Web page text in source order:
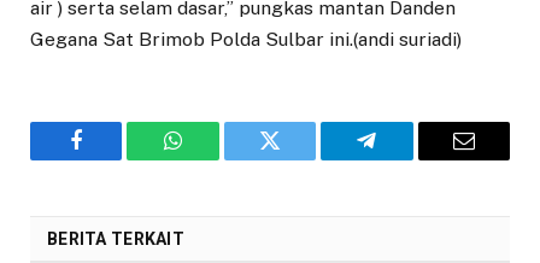
air ) serta selam dasar,” pungkas mantan Danden
Gegana Sat Brimob Polda Sulbar ini.(andi suriadi)
Facebook WhatsAppTwitter Telegram Email
BERITA TERKAIT